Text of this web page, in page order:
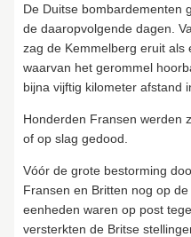
De Duitse bombardementen
de daaropvolgende dagen.
zag de Kemmelberg eruit als
waarvan het gerommel
bijna vijftig kilometer afstand
Honderden Fransen werden
of op slag gedood.
Vóór de grote bestorming
Fransen en Britten nog op
eenheden waren op post
versterkten de Britse